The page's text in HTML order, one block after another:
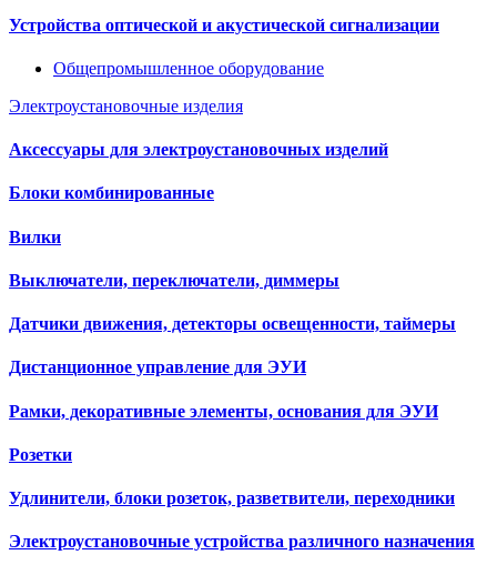
Устройства оптической и акустической сигнализации
Общепромышленное оборудование
Электроустановочные изделия
Аксессуары для электроустановочных изделий
Блоки комбинированные
Вилки
Выключатели, переключатели, диммеры
Датчики движения, детекторы освещенности, таймеры
Дистанционное управление для ЭУИ
Рамки, декоративные элементы, основания для ЭУИ
Розетки
Удлинители, блоки розеток, разветвители, переходники
Электроустановочные устройства различного назначения